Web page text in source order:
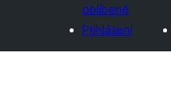
oblíbené
Přihlášení